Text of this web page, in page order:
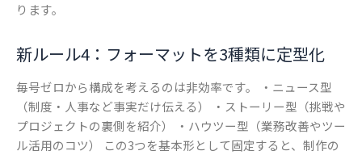
ります。
新ルール4：フォーマットを3種類に定型化
毎号ゼロから構成を考えるのは非効率です。 ・ニュース型
（制度・人事など事実だけ伝える） ・ストーリー型（挑戦や
プロジェクトの裏側を紹介） ・ハウツー型（業務改善やツー
ル活用のコツ） この3つを基本形として固定すると、制作の